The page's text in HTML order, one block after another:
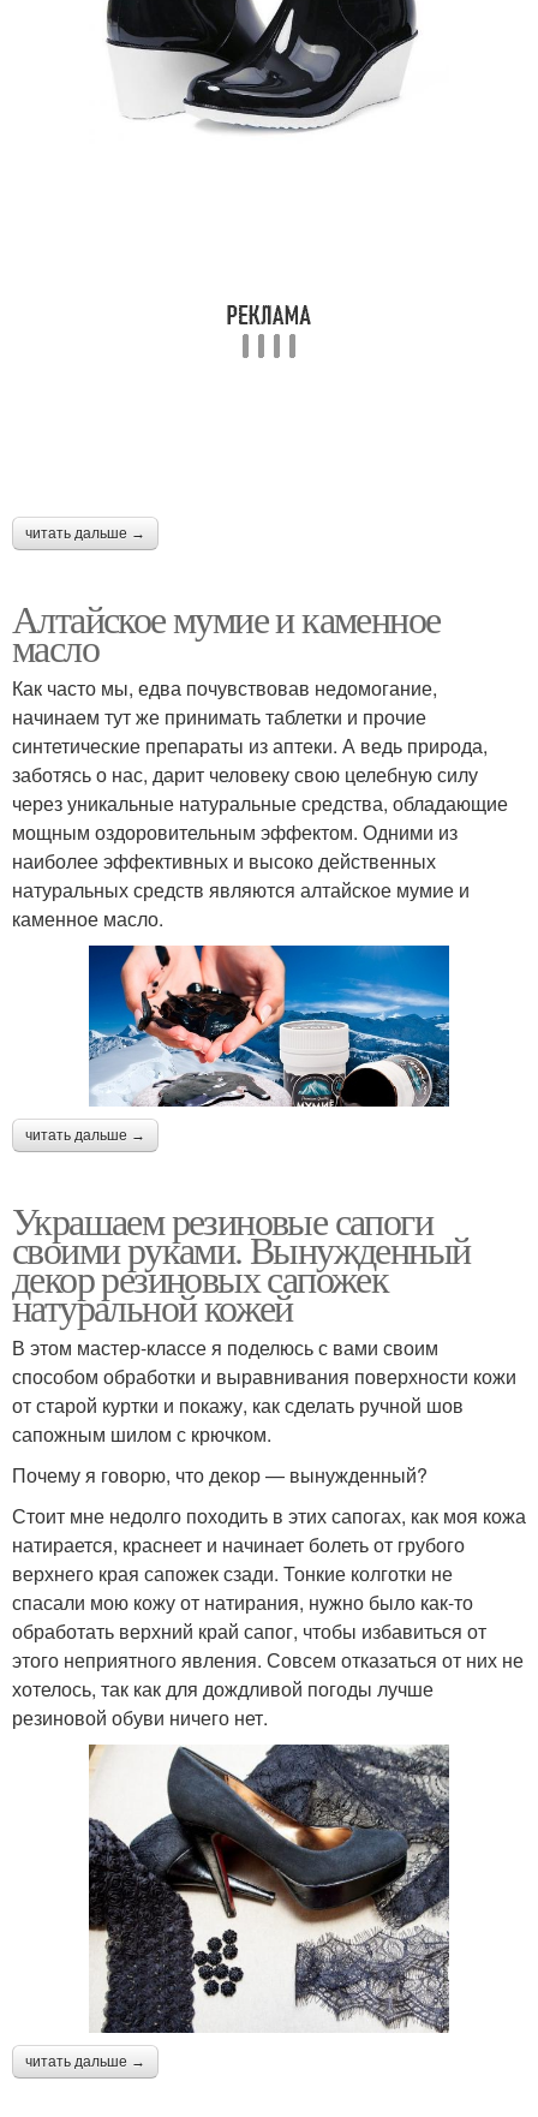
читать дальше →
Алтайское мумие и каменное
масло
Как часто мы, едва почувствовав недомогание,
начинаем тут же принимать таблетки и прочие
синтетические препараты из аптеки. А ведь природа,
заботясь о нас, дарит человеку свою целебную силу
через уникальные натуральные средства, обладающие
мощным оздоровительным эффектом. Одними из
наиболее эффективных и высоко действенных
натуральных средств являются алтайское мумие и
каменное масло.
читать дальше →
Украшаем резиновые сапоги
своими руками. Вынужденный
декор резиновых сапожек
натуральной кожей
В этом мастер-классе я поделюсь с вами своим
способом обработки и выравнивания поверхности кожи
от старой куртки и покажу, как сделать ручной шов
сапожным шилом с крючком.
Почему я говорю, что декор — вынужденный?
Стоит мне недолго походить в этих сапогах, как моя кожа
натирается, краснеет и начинает болеть от грубого
верхнего края сапожек сзади. Тонкие колготки не
спасали мою кожу от натирания, нужно было как-то
обработать верхний край сапог, чтобы избавиться от
этого неприятного явления. Совсем отказаться от них не
хотелось, так как для дождливой погоды лучше
резиновой обуви ничего нет.
читать дальше →